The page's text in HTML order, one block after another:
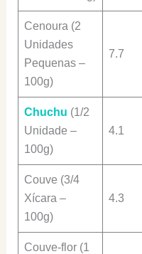
Cenoura (2
Unidades
Pequenas –
100g)
7.7
Chuchu (1/2
Unidade –
100g)
4.1
Couve (3/4
Xícara –
100g)
4.3
Couve-flor (1